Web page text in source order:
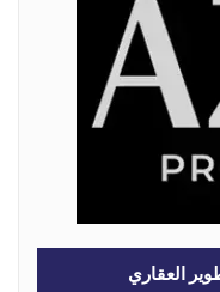
العقاري